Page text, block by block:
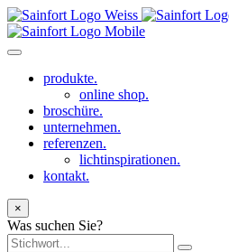
produkte.
online shop.
broschüre.
unternehmen.
referenzen.
lichtinspirationen.
kontakt.
×
Was suchen Sie?